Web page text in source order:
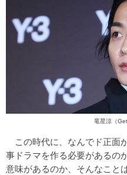
竜星涼（
この時代に、なんでド正面
事ドラマを作る必要があるの
意味があるのか、そんなこと